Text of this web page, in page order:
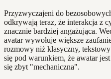
Przyzwyczajeni do
odkrywają teraz, że interakcja z
znacznie bardziej angażująca.
avatar wywołuje większe
rozmowy niż klasyczny,
się pod warunkiem, że awatar
się zbyt "mechaniczna".